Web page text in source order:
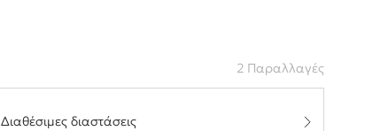
2 Παραλλαγές
Διαθέσιμες διαστάσεις